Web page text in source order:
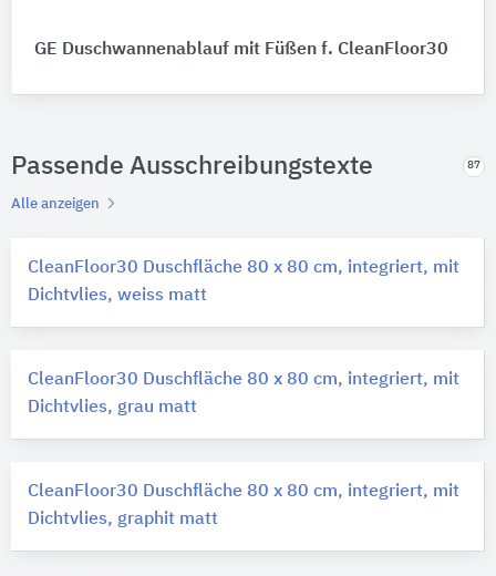
GE Duschwannenablauf mit Füßen f. CleanFloor30
Passende Ausschreibungstexte 87
Alle anzeigen
CleanFloor30 Duschfläche 80 x 80 cm, integriert, mit
Dichtvlies, weiss matt
CleanFloor30 Duschfläche 80 x 80 cm, integriert, mit
Dichtvlies, grau matt
CleanFloor30 Duschfläche 80 x 80 cm, integriert, mit
Dichtvlies, graphit matt